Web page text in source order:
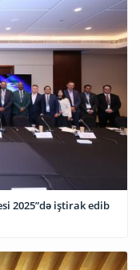
2025”də iştirak edib